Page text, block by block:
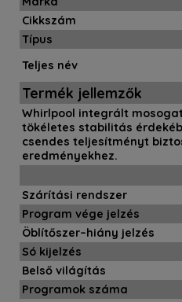
Cikkszám
Típus
Teljes név
Termék jellemzők
Whirlpool integrált
tökéletes stabilitás
csendes teljesítményt
eredményekhez.
Szárítási rendszer
Program vége jelzés
Öblítőszer–hiány jelzés
Só kijelzés
Belső világítás
Programok száma